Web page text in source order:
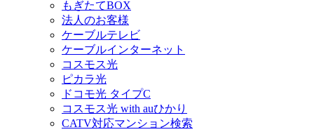
もぎたてBOX
法人のお客様
ケーブルテレビ
ケーブルインターネット
コスモス光
ピカラ光
ドコモ光 タイプC
コスモス光 with auひかり
CATV対応マンション検索